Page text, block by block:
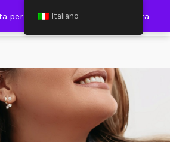
per Spesa Minima €120,00 Ignora
Italiano